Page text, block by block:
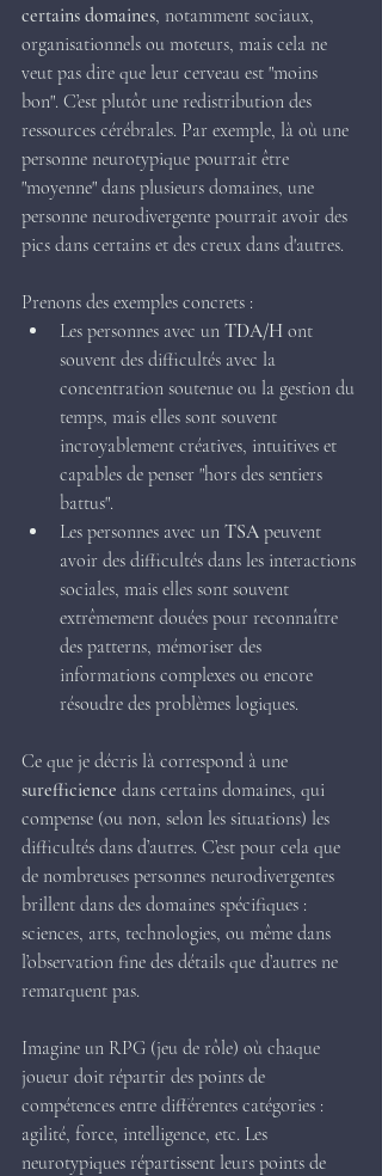
certains domaines, notamment sociaux,
organisationnels ou moteurs, mais cela ne
veut pas dire que leur cerveau est "moins
bon". C’est plutôt une redistribution des
ressources cérébrales. Par exemple, là où une
personne neurotypique pourrait être
"moyenne" dans plusieurs domaines, une
personne neurodivergente pourrait avoir des
pics dans certains et des creux dans d'autres.
Prenons des exemples concrets :
Les personnes avec un TDA/H ont
souvent des difficultés avec la
concentration soutenue ou la gestion du
temps, mais elles sont souvent
incroyablement créatives, intuitives et
capables de penser "hors des sentiers
battus".
Les personnes avec un TSA peuvent
avoir des difficultés dans les interactions
sociales, mais elles sont souvent
extrêmement douées pour reconnaître
des patterns, mémoriser des
informations complexes ou encore
résoudre des problèmes logiques.
Ce que je décris là correspond à une
surefficience dans certains domaines, qui
compense (ou non, selon les situations) les
difficultés dans d’autres. C’est pour cela que
de nombreuses personnes neurodivergentes
brillent dans des domaines spécifiques :
sciences, arts, technologies, ou même dans
l’observation fine des détails que d’autres ne
remarquent pas.
Imagine un RPG (jeu de rôle) où chaque
joueur doit répartir des points de
compétences entre différentes catégories :
agilité, force, intelligence, etc. Les
neurotypiques répartissent leurs points de